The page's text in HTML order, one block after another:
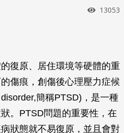
瀏覽次
13053
復原、居住環境等硬體的重
傷痕，創傷後心理壓力症候
簡稱PTSD)，是一種
。PTSD問題的重要性，在
狀態就不易復原，並且會對